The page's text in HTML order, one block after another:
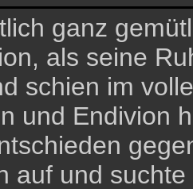
ganz
als seine
schien im
und Endivion
auf und